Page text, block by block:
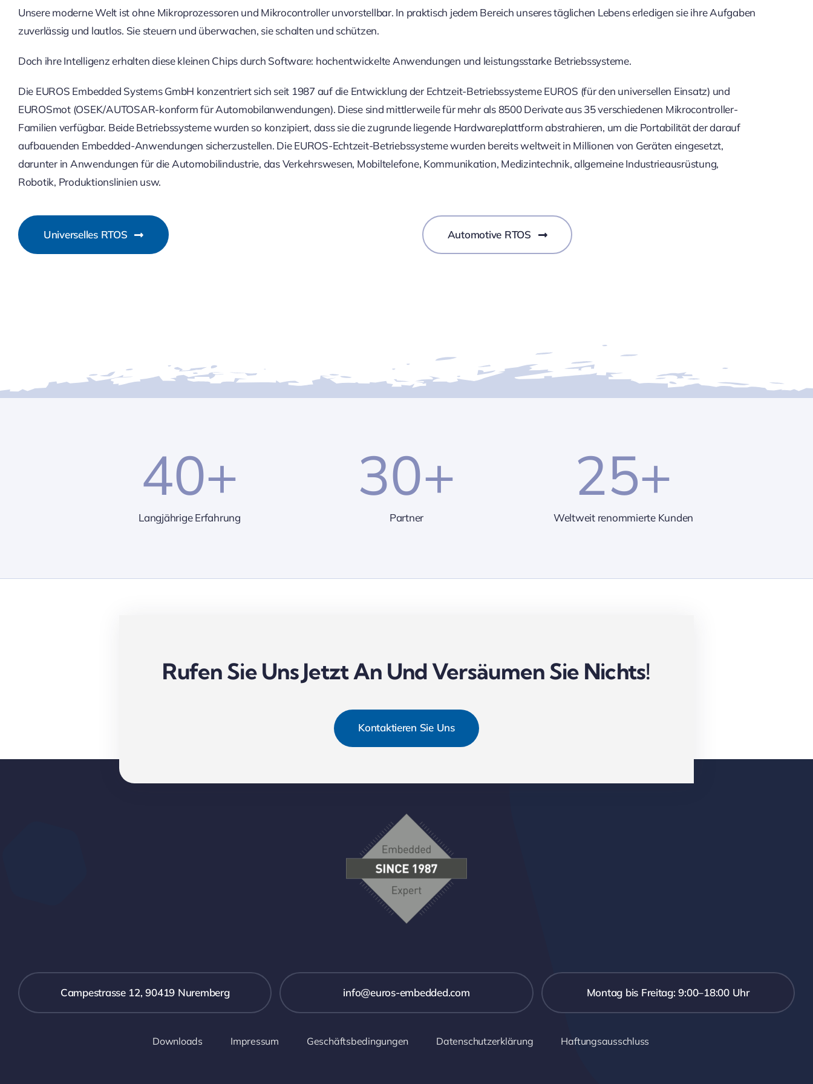
Unsere moderne Welt ist ohne Mikroprozessoren und Mikrocontroller unvorstellbar. In praktisch jedem Bereich unseres täglichen Lebens erledigen sie ihre Aufgaben
zuverlässig und lautlos. Sie steuern und überwachen, sie schalten und schützen.
Doch ihre Intelligenz erhalten diese kleinen Chips durch Software: hochentwickelte Anwendungen und leistungsstarke Betriebssysteme.
Die EUROS Embedded Systems GmbH konzentriert sich seit 1987 auf die Entwicklung der Echtzeit-Betriebssysteme EUROS (für den universellen Einsatz) und
EUROSmot (OSEK/AUTOSAR-konform für Automobilanwendungen). Diese sind mittlerweile für mehr als 8500 Derivate aus 35 verschiedenen Mikrocontroller-
Familien verfügbar. Beide Betriebssysteme wurden so konzipiert, dass sie die zugrunde liegende Hardwareplattform abstrahieren, um die Portabilität der darauf
aufbauenden Embedded-Anwendungen sicherzustellen. Die EUROS-Echtzeit-Betriebssysteme wurden bereits weltweit in Millionen von Geräten eingesetzt,
darunter in Anwendungen für die Automobilindustrie, das Verkehrswesen, Mobiltelefone, Kommunikation, Medizintechnik, allgemeine Industrieausrüstung,
Robotik, Produktionslinien usw.
Universelles RTOS Automotive RTOS
40+
Langjährige Erfahrung
30+
Partner
25+
Weltweit renommierte Kunden
Rufen Sie Uns Jetzt An Und Versäumen Sie Nichts!
Kontaktieren Sie Uns
Campestrasse 12, 90419 Nuremberg info@euros-embedded.com Montag bis Freitag: 9:00–18:00 Uhr
Downloads Impressum Geschäftsbedingungen Datenschutzerklärung Haftungsausschluss